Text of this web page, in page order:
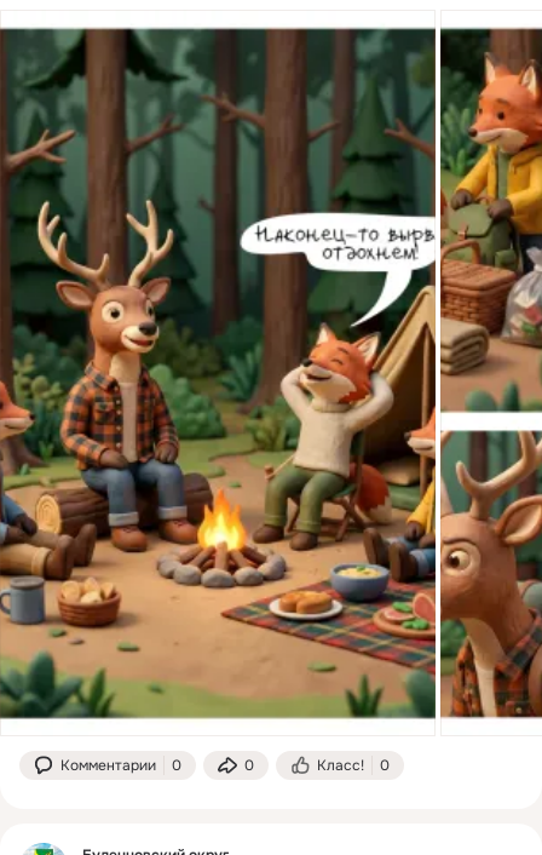
Комментарии 0 0 Класс! 0